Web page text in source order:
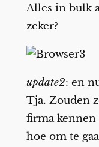
Alles in bulk
zeker?
update2: en
Tja. Zouden
firma
hoe om te